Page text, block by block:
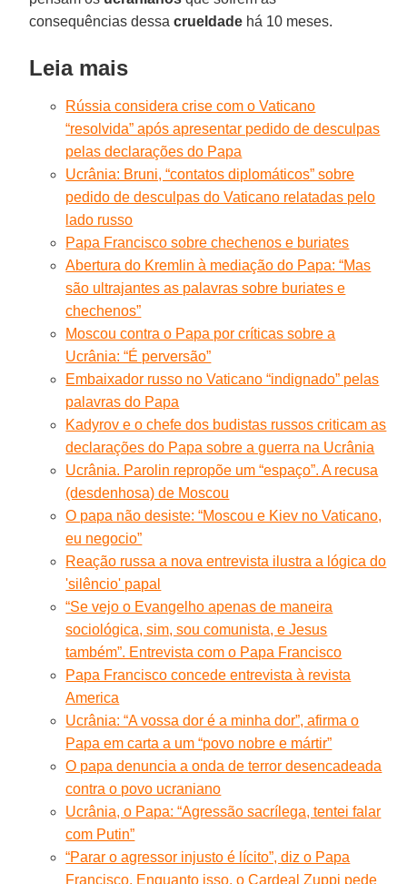
consequências dessacrueldade há 10 meses.
Leia mais
Rússia considera crise com o Vaticano
“resolvida” após apresentar pedido de desculpas
pelas declarações do Papa
Ucrânia: Bruni, “contatos diplomáticos” sobre
pedido de desculpas do Vaticano relatadas pelo
lado russo
Papa Francisco sobre chechenos e buriates
Abertura do Kremlin à mediação do Papa: “Mas
são ultrajantes as palavras sobre buriates e
chechenos”
Moscou contra o Papa por críticas sobre a
Ucrânia: “É perversão”
Embaixador russo no Vaticano “indignado” pelas
palavras do Papa
Kadyrov e o chefe dos budistas russos criticam as
declarações do Papa sobre a guerra na Ucrânia
Ucrânia. Parolin repropõe um “espaço”. A recusa
(desdenhosa) de Moscou
O papa não desiste: “Moscou e Kiev no Vaticano,
eu negocio”
Reação russa a nova entrevista ilustra a lógica do
'silêncio' papal
“Se vejo o Evangelho apenas de maneira
sociológica, sim, sou comunista, e Jesus
também”. Entrevista com o Papa Francisco
Papa Francisco concede entrevista à revista
America
Ucrânia: “A vossa dor é a minha dor”, afirma o
Papa em carta a um “povo nobre e mártir”
O papa denuncia a onda de terror desencadeada
contra o povo ucraniano
Ucrânia, o Papa: “Agressão sacrílega, tentei falar
com Putin”
“Parar o agressor injusto é lícito”, diz o Papa
Francisco. Enquanto isso, o Cardeal Zuppi pede